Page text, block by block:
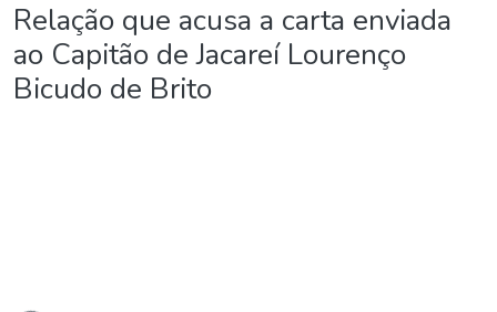
Estatísticas
Relação que acusa a carta enviada
ao Capitão de Jacareí Lourenço
Bicudo de Brito